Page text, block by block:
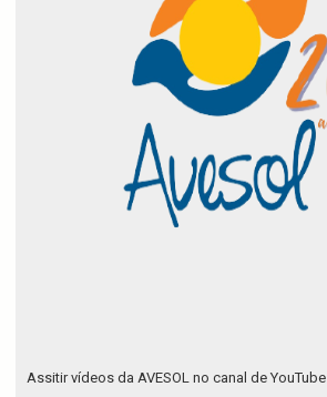
Assitir vídeos da AVESOL no canal de YouTube